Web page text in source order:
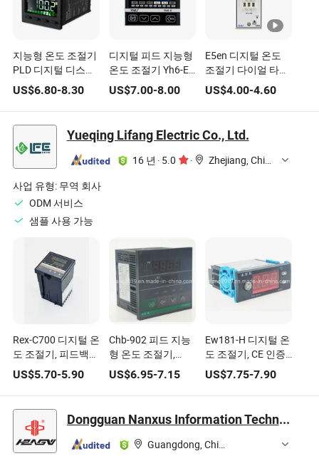
지능형 온도 조절기
PLD 디지털 디스플
레이 완전 자동
RS485
Communication4-
20mA 48*48
US$6.80-8.30
디지털 피드 지능형
온도 조절기 Yh6-Ek
SSR 릴레이
Dualoutput/4-
20mA/RS485 온도
조절기
US$7.00-8.00
E5en 디지털 온도
조절기 다이얼 타입
K 온도 조절기
US$4.00-4.60
Yueqing Lifang Electric Co., Ltd.
16 년 · 5.0 ·
Zhejiang, China
사업 유형: 무역 회사
ODM 서비스
샘플 사용 가능
Rex-C700 디지털 온
도 조절기, 피드백
디지털 온도 조절기,
Rex-C700 0-400 K
타입 입력, SSR 출력
온도 조절기
US$5.70-5.90
Chb-902 피드 지능
형 온도 조절기,
Chb-902 디지털 온
도 조절기, Chb-902
온도 조절기
US$6.95-7.15
Ew181-H 디지털 온
도 조절기, CE 인증
고품질 Ew181-H 온
도 조절기
US$7.75-7.90
Dongguan Nanxus Information Technology Co., Ltd
Guangdong, China